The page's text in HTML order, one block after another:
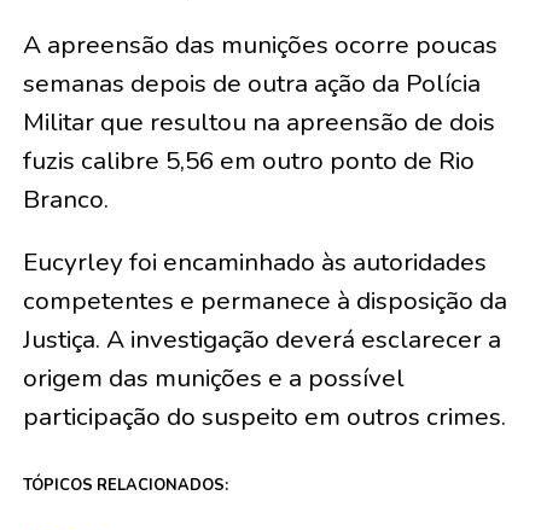
A apreensão das munições ocorre poucas
semanas depois de outra ação da Polícia
Militar que resultou na apreensão de dois
fuzis calibre 5,56 em outro ponto de Rio
Branco.
Eucyrley foi encaminhado às autoridades
competentes e permanece à disposição da
Justiça. A investigação deverá esclarecer a
origem das munições e a possível
participação do suspeito em outros crimes.
TÓPICOS RELACIONADOS: